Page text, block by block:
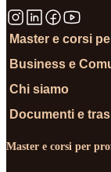
Master e corsi
Business e
Chi siamo
Documenti e
Master e corsi per